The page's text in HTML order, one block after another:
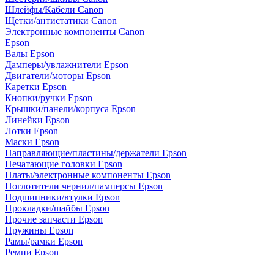
Шлейфы/Кабели Canon
Щетки/антистатики Canon
Электронные компоненты Canon
Epson
Валы Epson
Дамперы/увлажнители Epson
Двигатели/моторы Epson
Каретки Epson
Кнопки/ручки Epson
Крышки/панели/корпуса Epson
Линейки Epson
Лотки Epson
Маски Epson
Направляющие/пластины/держатели Epson
Печатающие головки Epson
Платы/электронные компоненты Epson
Поглотители чернил/памперсы Epson
Подшипники/втулки Epson
Прокладки/шайбы Epson
Прочие запчасти Epson
Пружины Epson
Рамы/рамки Epson
Ремни Epson